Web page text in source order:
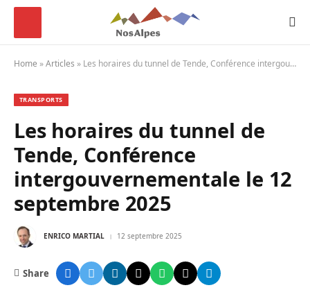
Home »Articles » Les horaires du tunnel de Tende, Conférence intergouvernementale le 12 septembre 2025
TRANSPORTS
Les horaires du tunnel de
Tende, Conférence
intergouvernementale le 12
septembre 2025
ENRICO MARTIAL 12 septembre 2025
Share